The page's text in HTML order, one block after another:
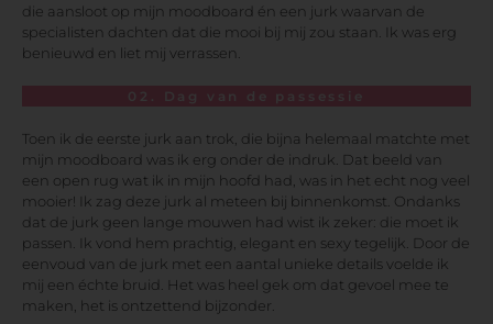
die aansloot op mijn moodboard én een jurk waarvan de
specialisten dachten dat die mooi bij mij zou staan. Ik was erg
benieuwd en liet mij verrassen.
02. Dag van de passessie
Toen ik de eerste jurk aan trok, die bijna helemaal matchte met
mijn moodboard was ik erg onder de indruk. Dat beeld van
een open rug wat ik in mijn hoofd had, was in het echt nog veel
mooier! Ik zag deze jurk al meteen bij binnenkomst. Ondanks
dat de jurk geen lange mouwen had wist ik zeker: die moet ik
passen. Ik vond hem prachtig, elegant en sexy tegelijk. Door de
eenvoud van de jurk met een aantal unieke details voelde ik
mij een échte bruid. Het was heel gek om dat gevoel mee te
maken, het is ontzettend bijzonder.